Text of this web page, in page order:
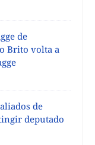
de
Brito volta a
de
deputado